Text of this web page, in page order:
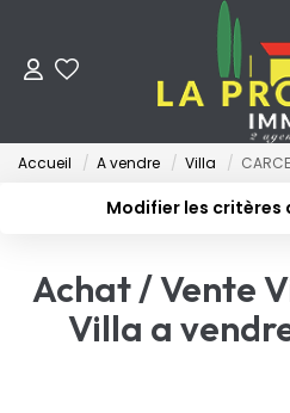
FAIRE
Accueil A vendre Villa
Modifier les critères
Sélectionnez...
Type de bien
Achat / Vente
Villa a